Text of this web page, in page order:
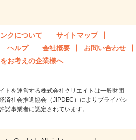
ンクについて
サイトマップ
ヘルプ 会社概要
お問い合わせ
お考えの企業様へ
トを運営する株式会社クリエイトは一般財団
済社会推進協会（JIPDEC）によりプライバシ
諾事業者に認定されています。